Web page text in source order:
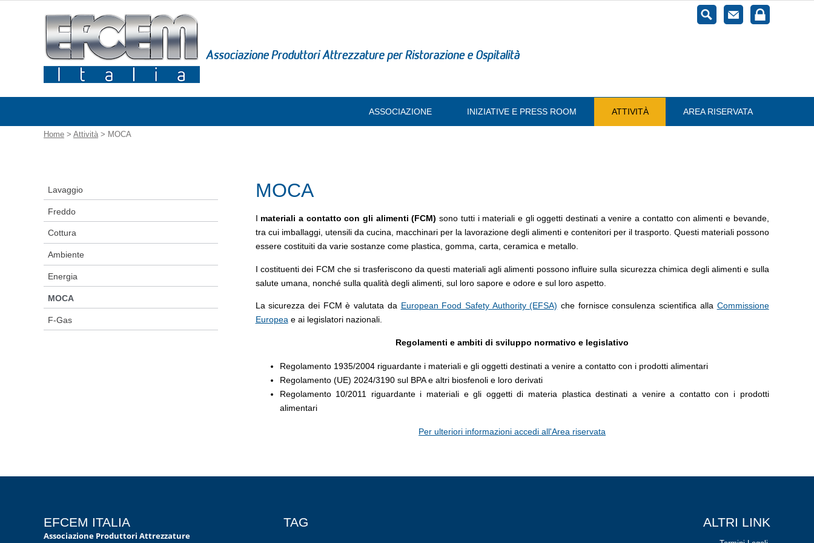
ASSOCIAZIONE INIZIATIVE E PRESS ROOM ATTIVITÀ AREA RISERVATA
Home > Attività> MOCA
Lavaggio
Freddo
Cottura
Ambiente
Energia
MOCA
F-Gas
MOCA
I materiali a contatto con gli alimenti (FCM) sono tutti i materiali e gli oggetti destinati a venire a contatto con alimenti e bevande,
tra cui imballaggi, utensili da cucina, macchinari per la lavorazione degli alimenti e contenitori per il trasporto. Questi materiali possono
essere costituiti da varie sostanze come plastica, gomma, carta, ceramica e metallo.
I costituenti dei FCM che si trasferiscono da questi materiali agli alimenti possono influire sulla sicurezza chimica degli alimenti e sulla
salute umana, nonché sulla qualità degli alimenti, sul loro sapore e odore e sul loro aspetto.
La sicurezza dei FCM è valutata da European Food Safety Authority (EFSA) che fornisce consulenza scientifica alla Commissione
Europeae ai legislatori nazionali.
Regolamenti e ambiti di sviluppo normativo e legislativo
Regolamento 1935/2004 riguardante i materiali e gli oggetti destinati a venire a contatto con i prodotti alimentari
Regolamento (UE) 2024/3190 sul BPA e altri biosfenoli e loro derivati
Regolamento 10/2011 riguardante i materiali e gli oggetti di materia plastica destinati a venire a contatto con i prodotti
alimentari
Per ulteriori informazioni accedi all'Area riservata
ALTRI LINK
EFCEM ITALIA
Associazione Produttori Attrezzature
TAG